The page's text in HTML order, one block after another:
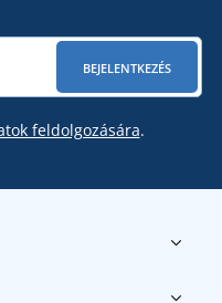
BEJELENTKEZÉS
feldolgozására.